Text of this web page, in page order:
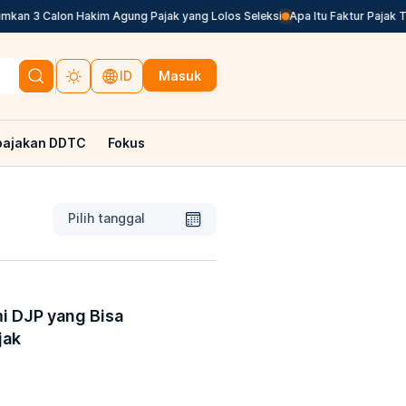
3 Calon Hakim Agung Pajak yang Lolos Seleksi Apa Itu Faktur Pajak
ID Masuk
DDTC Fokus
Pilih tanggal
DJP yang Bisa